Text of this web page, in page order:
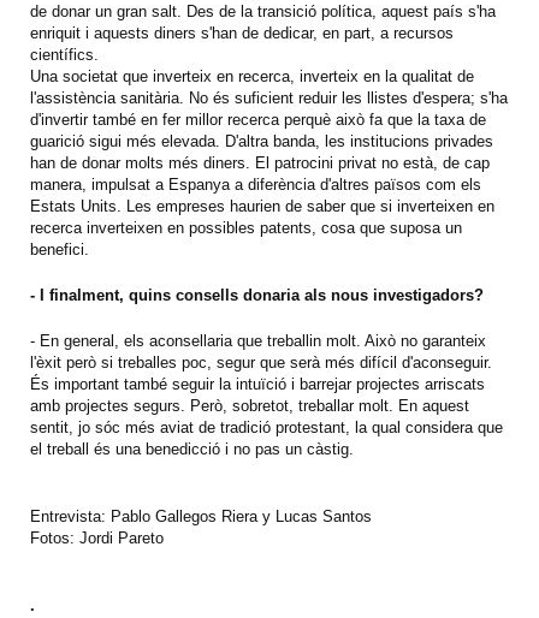
de donar un gran salt. Des de la transició política, aquest país s'ha
enriquit i aquests diners s'han de dedicar, en part, a recursos
científics.
Una societat que inverteix en recerca, inverteix en la qualitat de
l'assistència sanitària. No és suficient reduir les llistes d'espera; s'ha
d'invertir també en fer millor recerca perquè això fa que la taxa de
guarició sigui més elevada. D'altra banda, les institucions privades
han de donar molts més diners. El patrocini privat no està, de cap
manera, impulsat a Espanya a diferència d'altres països com els
Estats Units. Les empreses haurien de saber que si inverteixen en
recerca inverteixen en possibles patents, cosa que suposa un
benefici.
- I finalment, quins consells donaria als nous investigadors?
- En general, els aconsellaria que treballin molt. Això no garanteix
l'èxit però si treballes poc, segur que serà més difícil d'aconseguir.
És important també seguir la intuïció i barrejar projectes arriscats
amb projectes segurs. Però, sobretot, treballar molt. En aquest
sentit, jo sóc més aviat de tradició protestant, la qual considera que
el treball és una benedicció i no pas un càstig.
Entrevista: Pablo Gallegos Riera y Lucas Santos
Fotos: Jordi Pareto
.